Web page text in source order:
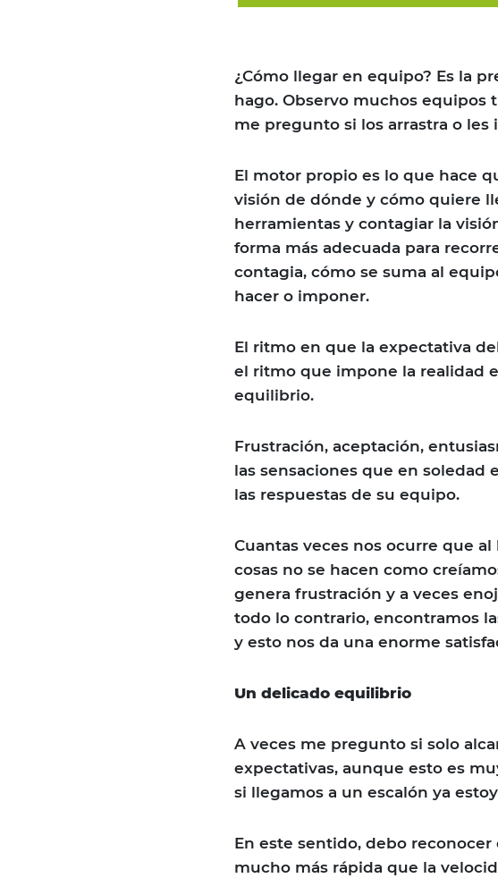
¿Cómo llegar en equipo? Es la
hago. Observo muchos equipos
me pregunto si los arrastra o les
El motor propio es lo que hace
visión de dónde y cómo quiere
herramientas y contagiar la
forma más adecuada para
contagia, cómo se suma al
hacer o imponer.
El ritmo en que la expectativa
el ritmo que impone la realidad
equilibrio.
Frustración, aceptación,
las sensaciones que en soledad
las respuestas de su equipo.
Cuantas veces nos ocurre que
cosas no se hacen como
genera frustración y a veces
todo lo contrario, encontramos
y esto nos da una enorme
Un delicado equilibrio
A veces me pregunto si solo
expectativas, aunque esto es
si llegamos a un escalón ya
En este sentido, debo
mucho más rápida que la